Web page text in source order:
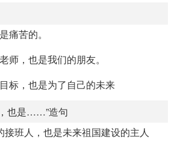
痛苦的。
师，也是我们的朋友。
标，也是为了自己的未来
是……”造句
接班人，也是未来祖国建设的主人